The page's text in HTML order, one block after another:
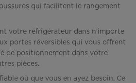
qui facilitent le rangement
votre réfrigérateur dans n'importe
portes réversibles qui vous offrent
de positionnement dans votre
pièces.
où que vous en ayez besoin. Ce